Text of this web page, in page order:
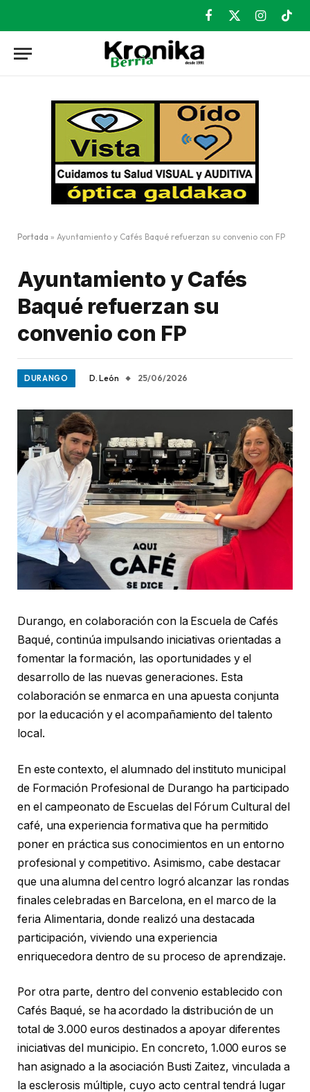
Facebook
X
Instagram
Portada » Ayuntamiento y Cafés Baqué refuerzan su convenio con FP
Ayuntamiento y Cafés
Baqué refuerzan su
convenio con FP
DURANGO D. León 25/06/2026
Durango, en colaboración con la Escuela de Cafés
Baqué, continúa impulsando iniciativas orientadas a
fomentar la formación, las oportunidades y el
desarrollo de las nuevas generaciones. Esta
colaboración se enmarca en una apuesta conjunta
por la educación y el acompañamiento del talento
local.
En este contexto, el alumnado del instituto municipal
de Formación Profesional de Durango ha participado
en el campeonato de Escuelas del Fórum Cultural del
café, una experiencia formativa que ha permitido
poner en práctica sus conocimientos en un entorno
profesional y competitivo. Asimismo, cabe destacar
que una alumna del centro logró alcanzar las rondas
finales celebradas en Barcelona, en el marco de la
feria Alimentaria, donde realizó una destacada
participación, viviendo una experiencia
enriquecedora dentro de su proceso de aprendizaje.
Por otra parte, dentro del convenio establecido con
Cafés Baqué, se ha acordado la distribución de un
total de 3.000 euros destinados a apoyar diferentes
iniciativas del municipio. En concreto, 1.000 euros se
han asignado a la asociación Busti Zaitez, vinculada a
la esclerosis múltiple, cuyo acto central tendrá lugar